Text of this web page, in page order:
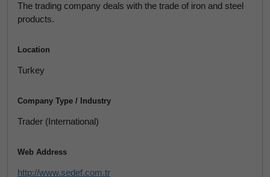
The trading company deals with the trade of iron and steel
products.
Location
Turkey
Company Type / Industry
Trader (International)
Web Address
http://www.sedef.com.tr